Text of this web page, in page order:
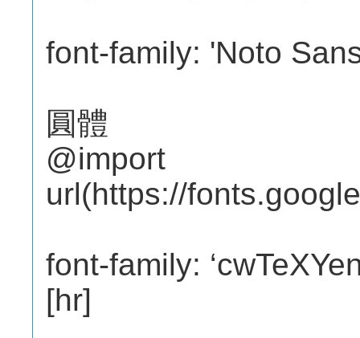
font-family: 'Noto
圓體
@import
url(https://
font-family:
[hr]